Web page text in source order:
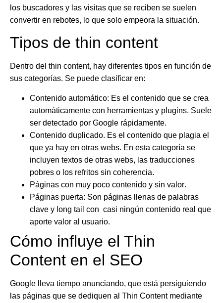
los buscadores y las visitas que se reciben se suelen
convertir en rebotes, lo que solo empeora la situación.
Tipos de thin content
Dentro del thin content, hay diferentes tipos en función de
sus categorías. Se puede clasificar en:
Contenido automático: Es el contenido que se crea
automáticamente con herramientas y plugins. Suele
ser detectado por Google rápidamente.
Contenido duplicado. Es el contenido que plagia el
que ya hay en otras webs. En esta categoría se
incluyen textos de otras webs, las traducciones
pobres o los refritos sin coherencia.
Páginas con muy poco contenido y sin valor.
Páginas puerta: Son páginas llenas de palabras
clave y long tail con casi ningún contenido real que
aporte valor al usuario.
Cómo influye el Thin
Content en el SEO
Google lleva tiempo anunciando, que está persiguiendo
las páginas que se dediquen al Thin Content mediante